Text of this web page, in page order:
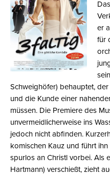
er
für
Schweighöfer) behauptet,
und die Kunde einer
müssen. Die Premiere des
unvermeidlicherweise ins
jedoch nicht abfinden.
komischen Kauz und führt
spurlos an Christl vorbei. Als
Hartmann) verschießt, zieht